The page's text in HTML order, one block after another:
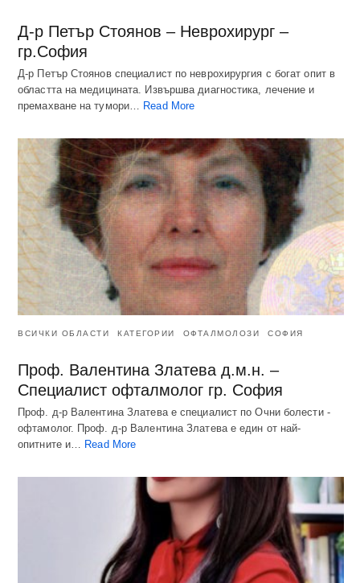
Д-р Петър Стоянов – Неврохирург –
гр.София
Д-р Петър Стоянов специалист по неврохирургия с богат опит в
областта на медицината. Извършва диагностика, лечение и
премахване на тумори…
Read More
ВСИЧКИ ОБЛАСТИ КАТЕГОРИИ ОФТАЛМОЛОЗИ СОФИЯ
Проф. Валентина Златева д.м.н. –
Специалист офталмолог гр. София
Проф. д-р Валентина Златева е специалист по Очни болести -
офтамолог. Проф. д-р Валентина Златева е един от най-
опитните и… Read More